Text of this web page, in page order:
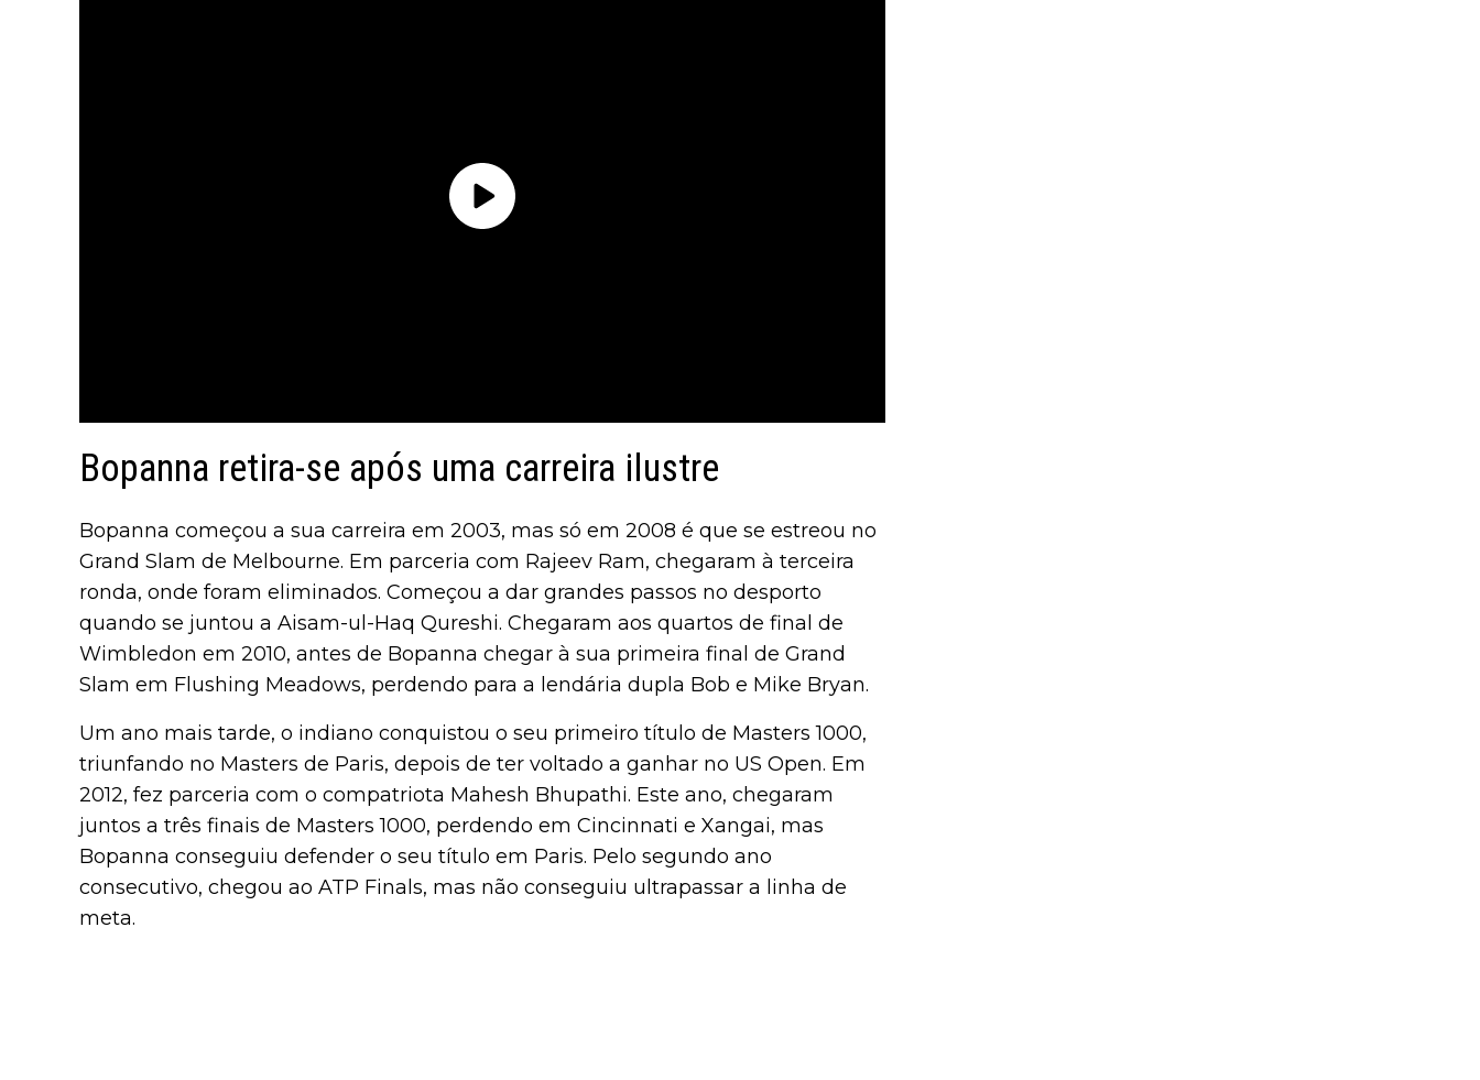
Bopanna retira-se após uma carreira ilustre
Bopanna começou a sua carreira em 2003, mas só em 2008 é que se estreou no
Grand Slam de Melbourne. Em parceria com Rajeev Ram, chegaram à terceira
ronda, onde foram eliminados. Começou a dar grandes passos no desporto
quando se juntou a Aisam-ul-Haq Qureshi. Chegaram aos quartos de final de
Wimbledon em 2010, antes de Bopanna chegar à sua primeira final de Grand
Slam em Flushing Meadows, perdendo para a lendária dupla Bob e Mike Bryan.
Um ano mais tarde, o indiano conquistou o seu primeiro título de Masters 1000,
triunfando no Masters de Paris, depois de ter voltado a ganhar no US Open. Em
2012, fez parceria com o compatriota Mahesh Bhupathi. Este ano, chegaram
juntos a três finais de Masters 1000, perdendo em Cincinnati e Xangai, mas
Bopanna conseguiu defender o seu título em Paris. Pelo segundo ano
consecutivo, chegou ao ATP Finals, mas não conseguiu ultrapassar a linha de
meta.